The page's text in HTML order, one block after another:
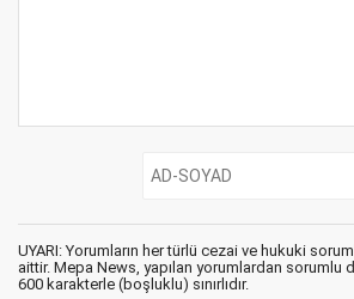
UYARI: Yorumların her türlü cezai ve hukuki
aittir. Mepa News, yapılan yorumlardan sorumlu
600 karakterle (boşluklu) sınırlıdır.